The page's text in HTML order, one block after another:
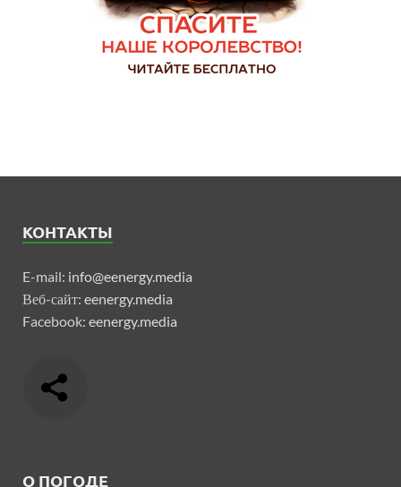
КОНТАКТЫ
E-mail: info@eenergy.media
Веб-сайт: eenergy.media
Facebook: eenergy.media
О ПОГОДЕ